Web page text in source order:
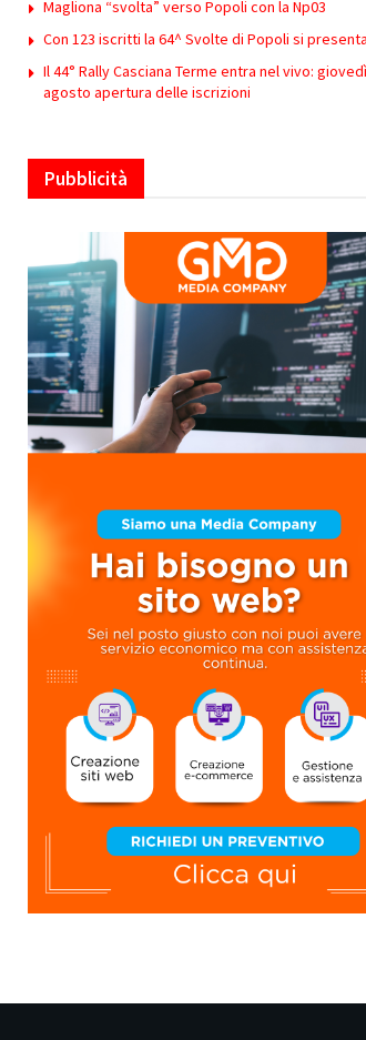
Magliona “svolta” verso Popoli con la Np03
Con 123 iscritti la 64^ Svolte di Popoli si presenta
Il 44° Rally Casciana Terme entra nel vivo:
agosto apertura delle iscrizioni
Pubblicità